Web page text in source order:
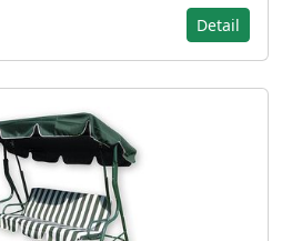
Detail